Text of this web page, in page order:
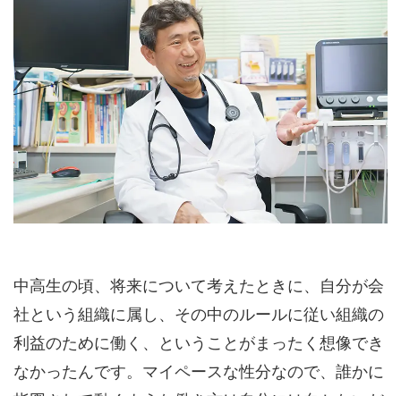
中高生の頃、将来について考えたときに、自分が会
社という組織に属し、その中のルールに従い組織の
利益のために働く、ということがまったく想像でき
なかったんです。マイペースな性分なので、誰かに